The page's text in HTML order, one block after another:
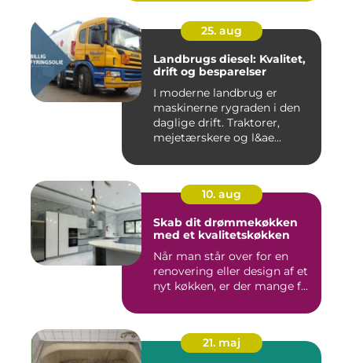
25. aug
Landbrugs diesel: Kvalitet,
drift og besparelser
I moderne landbrug er
maskinerne rygraden i den
daglige drift. Traktorer,
mejetærskere og l&ae...
10. aug
Skab dit drømmekøkken
med et kvalitetskøkken
Når man står over for en
renovering eller design af et
nyt køkken, er der mange f...
21. maj